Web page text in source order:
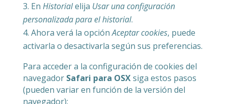
En Historialelija Usar una configuración
personalizada para el historial.
Ahora verá la opciónAceptar cookies, puede
activarla o desactivarla según sus preferencias.
Para acceder a la configuración de cookies del
navegador Safari para OSXsiga estos pasos
(pueden variar en función de la versión del
navegador):